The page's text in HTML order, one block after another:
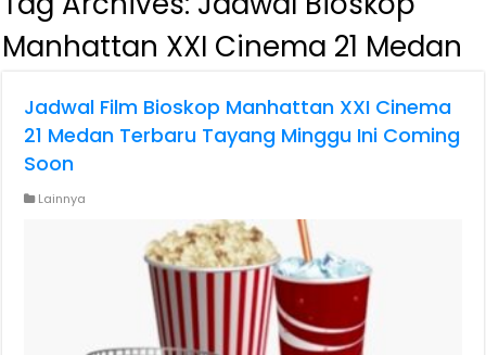
Manhattan XXI Cinema 21 Medan
Jadwal Film Bioskop Manhattan XXI Cinema
21 Medan Terbaru Tayang Minggu Ini Coming
Soon
Lainnya